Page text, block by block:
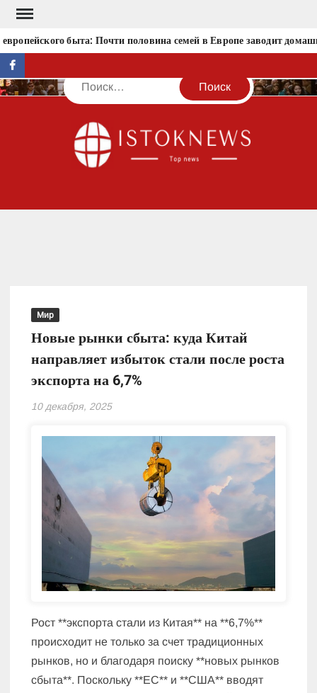
Перейти
содержимомубыта: Почти половина семей в Европе заводит
facebook
Поиск
Мир
Новые рынки сбыта: куда Китай
направляет избыток стали после роста
экспорта на 6,7%
10 декабря, 2025
Рост **экспорта стали из Китая** на **6,7%**
происходит не только за счет традиционных
рынков, но и благодаря поиску **новых рынков
сбыта**. Поскольку **ЕС** и **США** вводят